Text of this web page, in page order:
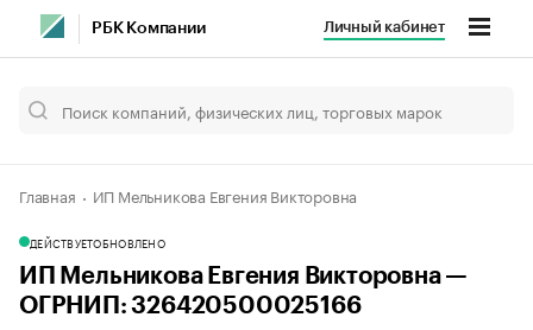
РБК Компании Личный кабинет
Главная ИП Мельникова Евгения Викторовна
ДЕЙСТВУЕТОБНОВЛЕНО
ИП Мельникова Евгения Викторовна —
ОГРНИП: 326420500025166